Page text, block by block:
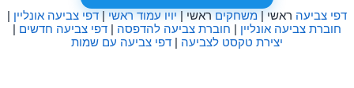
דפי צביעה ראשי |משחקיםראשי |יויו עמוד ראשי|דפי צביעה אונליין |
חוברת צביעה אונליין | חוברת צביעה להדפסה | דפי צביעה חדשים |
יצירת טקסט לצביעה | דפי צביעה עם שמות